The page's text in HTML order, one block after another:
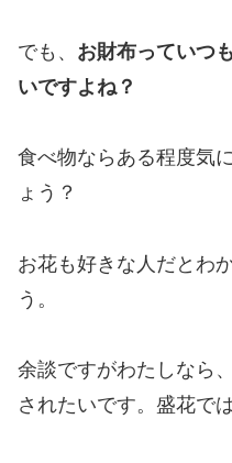
でも、 お財布っていつ
いですよね？
食べ物ならある程度気
ょう？
お花も好きな人だとわ
う。
余談ですがわたしなら
されたいです。盛花で